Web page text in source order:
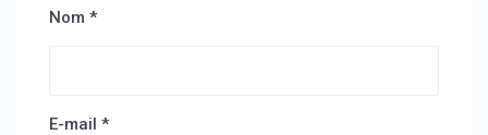
Nom *
E-mail *